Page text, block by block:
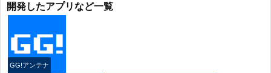
開発したアプリなど一覧
GG!アンテナ